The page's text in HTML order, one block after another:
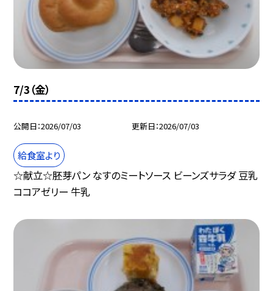
7/3（金）
公開日 2026/07/03 更新日 2026/07/03
給食室より
☆献立☆胚芽パン なすのミートソース ビーンズサラダ 豆乳
ココアゼリー 牛乳